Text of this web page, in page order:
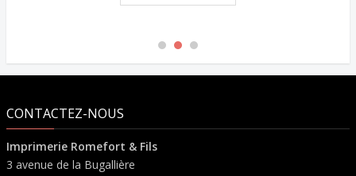
CONTACTEZ-NOUS
Imprimerie Romefort & Fils
3 avenue de la Bugallière